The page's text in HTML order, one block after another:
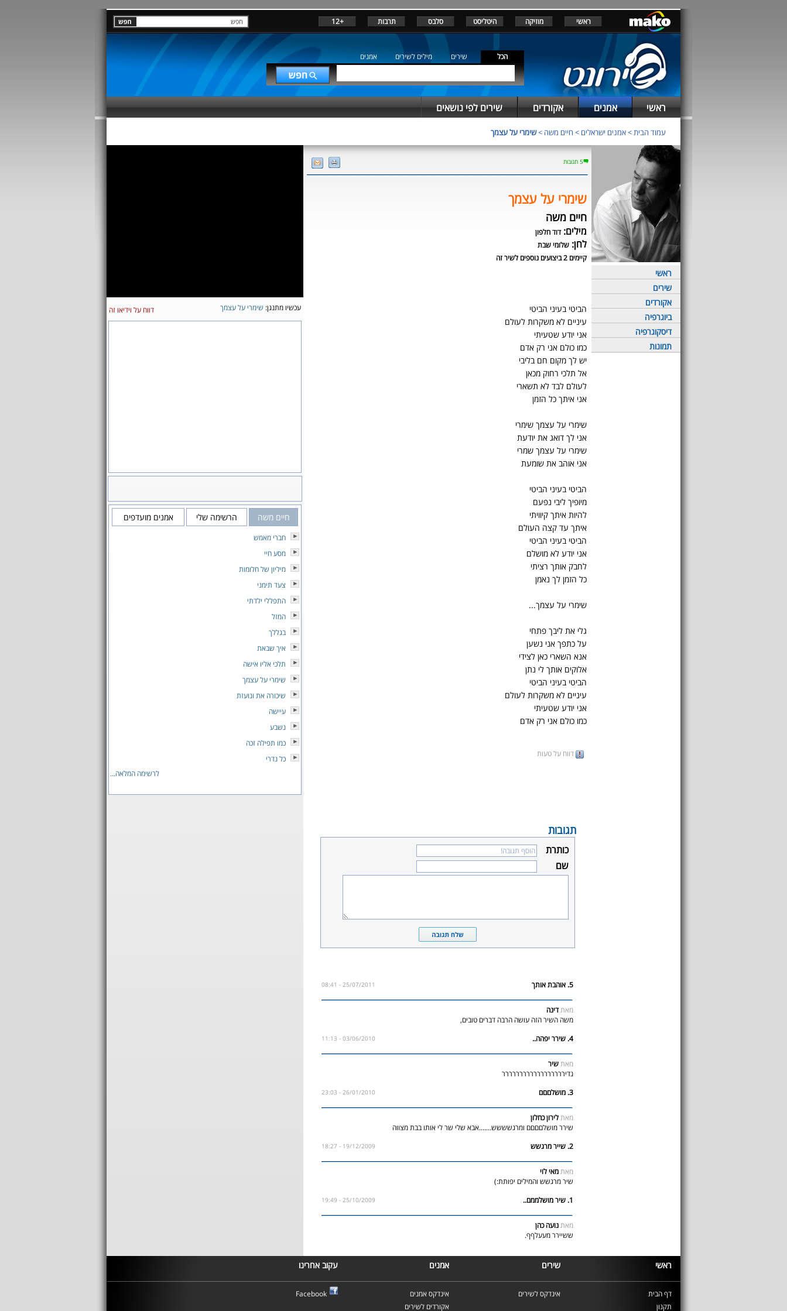
ראשי מוזיקה היטליסט סלבס תרבות +12
הכל שירים מילים לשירים אמנים
ראשי אמנים אקורדים שירים לפי נושאים
עמוד הבית>אמנים ישראלים > חיים משה >שימרי על עצמך
ראשי
שירים
אקורדים
ביוגרפיה
דיסקוגרפיה
תמונות
5 תגובות
שימרי על עצמך
חיים משה
מילים:דוד חלפון
לחן: שלומי שבת
קיימים 2 ביצועים נוספים לשיר זה
הביטי בעיני הביטי
עיניים לא משקרות לעולם
אני יודע שטעיתי
כמו כולם אני רק אדם
יש לך מקום חם בליבי
אל תלכי רחוק מכאן
לעולם לבד לא תשארי
אני איתך כל הזמן
שימרי על עצמך שימרי
אני לך דואג את יודעת
שימרי על עצמך שמרי
אני אוהב את שומעת
הביטי בעיני הביטי
מיופיך ליבי נפעם
להיות איתך קיוויתי
איתך עד קצה העולם
הביטי בעיני הביטי
אני יודע לא מושלם
לחבק אותך רציתי
כל הזמן לך נאמן
שימרי על עצמך...
גלי את ליבך פתחי
על כתפך אני נשען
אנא השארי כאן לצידי
אלוקים אותך לי נתן
הביטי בעיני הביטי
עיניים לא משקרות לעולם
אני יודע שטעיתי
כמו כולם אני רק אדם
דווח על טעות
תגובות
כותרת
שם
5. אוהבת אותך 25/07/2011 - 08:41
מאתדינה
משה השיר הזה עושה הרבה דברים טובים,
4. שירר יפהה..
03/06/2010 - 11:13
מאתשיר
נדירררררררררררררררררר
3. מושלםםם
26/01/2010 - 23:03
מאתלירון כחלון
שירר מושלםםםם ומרגשששש.......אבא שלי שר לי אותו בבת מצווה
2. שייר מרגשש
19/12/2009 - 18:27
מאתמאי לוי
שיר מרגשש והמילים יפותת:)
1. שיר מושלממם..
25/10/2009 - 19:49
מאתנועה כהן
ששיירר מעעלףף.
עכשיו מתנגן: שימרי על עצמך דווח על וידיאו זה
חיים משה הרשימה שלי אמנים מועדפים
חברי מאמש
מסע חיי
מיליון של חלומות
צעד תימני
התפללי ילדתי
המזל
בגללך
איך שבאת
תלכי אליו אישה
שימרי על עצמך
שיכורה את ונועזת
עיישה
נשבע
כמו תפילה זכה
כל נדרי
לרשימה המלאה...
ראשי שירים אמנים עקוב אחרינו
דף הבית
תקנון
אינדקס לשירים
אינדקס אמנים
אקורדים לשירים
Facebook